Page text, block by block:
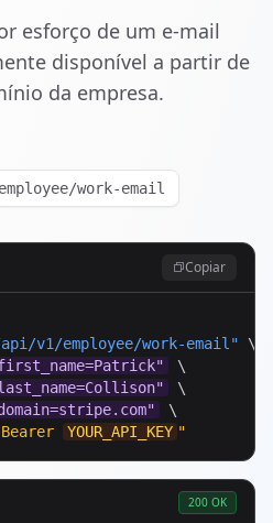
esforço de um e-mail
disponível a partir de
da empresa.
work-email
Copiar
v1/employee/work-email" \
\
\
\
YOUR_API_KEY "
200 OK